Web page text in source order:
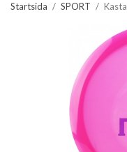
Startsida / SPORT /